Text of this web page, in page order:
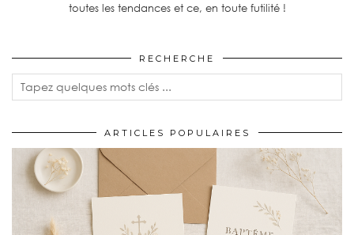
toutes les tendances et ce, en toute futilité !
RECHERCHE
ARTICLES POPULAIRES